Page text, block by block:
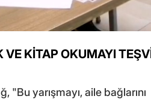
VE KİTAP OKUMAYI
yarışmayı, aile bağlarını